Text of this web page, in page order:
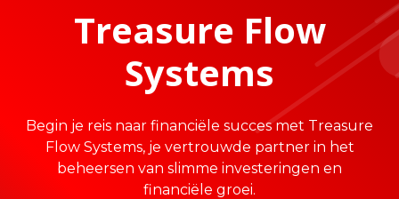
Treasure Flow
Systems
Begin je reis naar financiële succes met Treasure
Flow Systems, je vertrouwde partner in het
beheersen van slimme investeringen en
financiële groei.